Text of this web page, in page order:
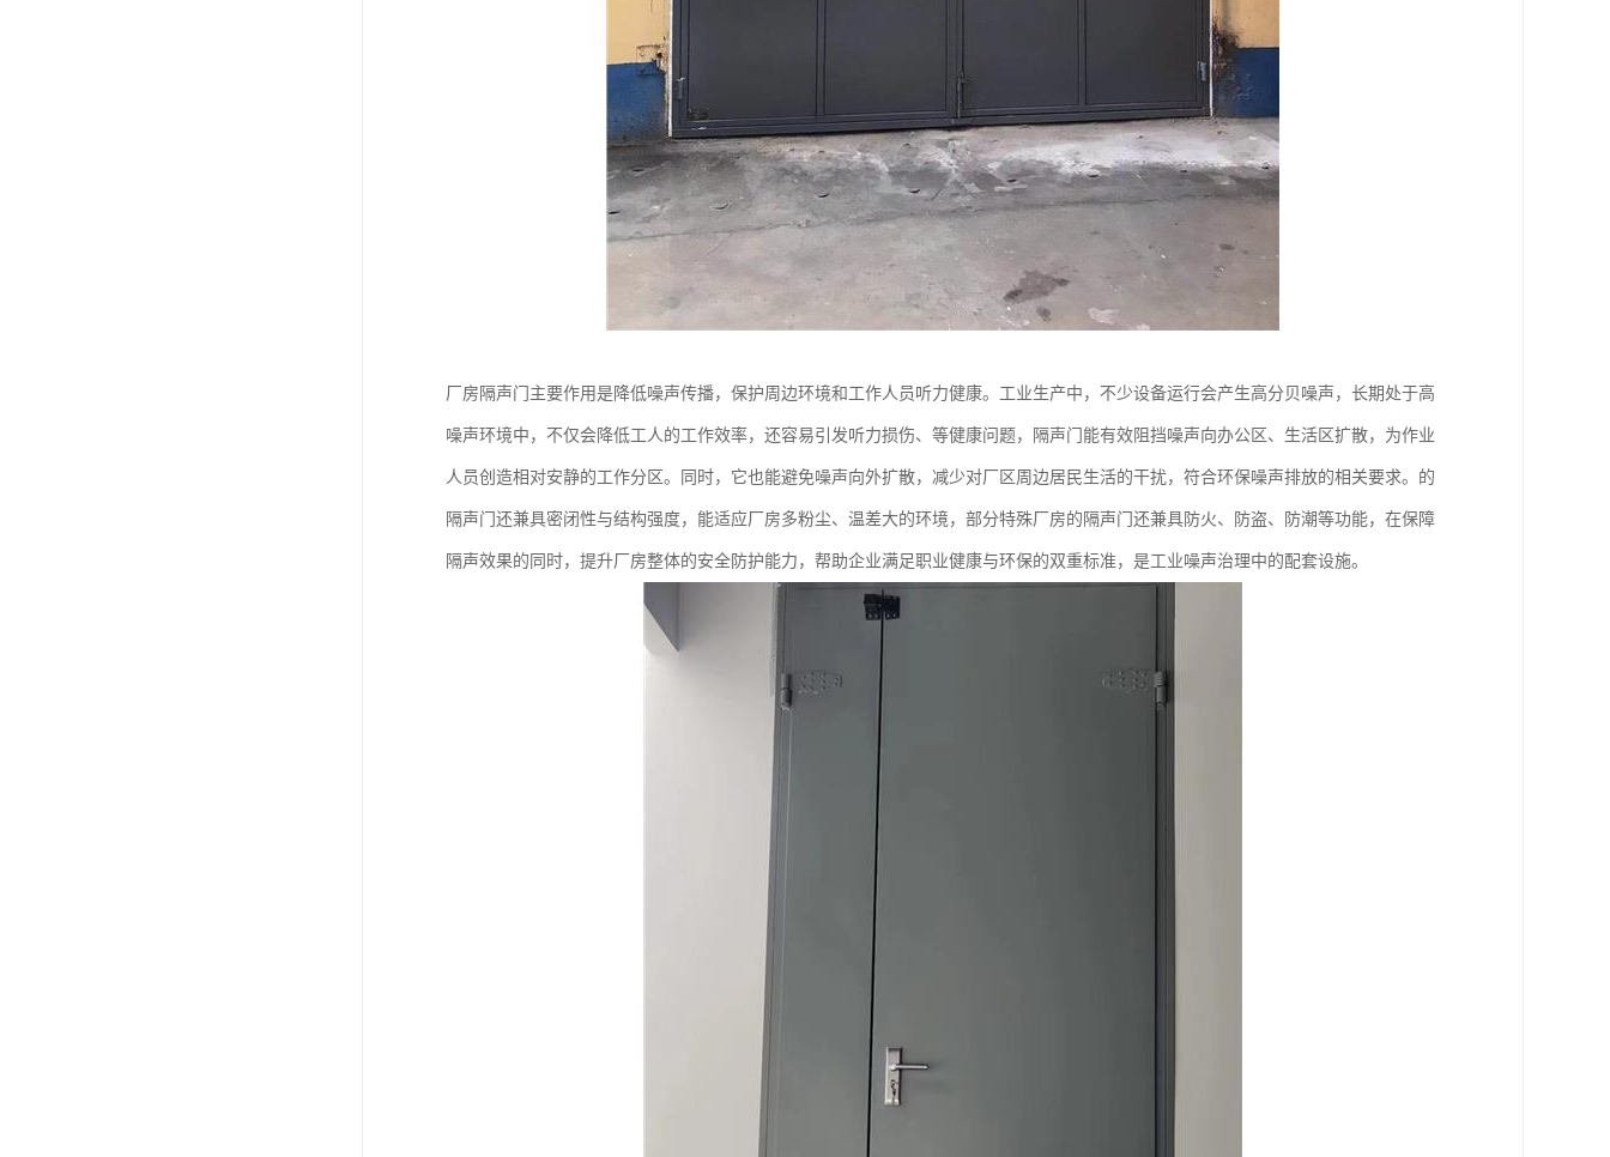
厂房隔声门主要作用是降低噪声传播，保护周边环境和工作人员听力健康。工业生产中，不少设备运行会产生高分贝噪声，长期处于高
噪声环境中，不仅会降低工人的工作效率，还容易引发听力损伤、等健康问题，隔声门能有效阻挡噪声向办公区、生活区扩散，为作业
人员创造相对安静的工作分区。同时，它也能避免噪声向外扩散，减少对厂区周边居民生活的干扰，符合环保噪声排放的相关要求。的
隔声门还兼具密闭性与结构强度，能适应厂房多粉尘、温差大的环境，部分特殊厂房的隔声门还兼具防火、防盗、防潮等功能，在保障
隔声效果的同时，提升厂房整体的安全防护能力，帮助企业满足职业健康与环保的双重标准，是工业噪声治理中的配套设施。